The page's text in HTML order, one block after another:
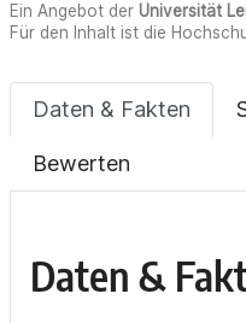
Ein Angebot der Universität
Für den Inhalt ist die
Daten & Fakten
Bewerten
Daten &